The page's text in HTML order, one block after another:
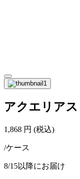
アクエリア
1,868 円 (税込)
/ケース
8/15以降にお届け